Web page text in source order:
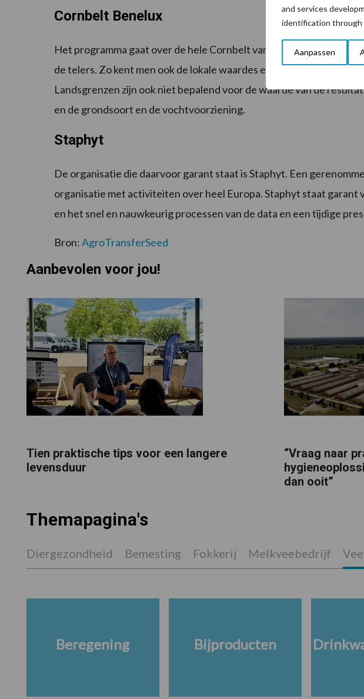
and services
identification through
Aanpassen
Cornbelt Benelux
Het programma gaat over de hele Cornbelt van de Benelux. De
de telers. Zo kent men ook de lokale waardes en weet men waar
Landsgrenzen zijn ook niet bepalend voor de waarde van de
en de grondsoort en de vochtvoorziening.
Staphyt
De organisatie die daarvoor garant staat is Staphyt. Een
organisatie met activiteiten over heel Europa. Staphyt staat
en het snel en nauwkeurig processen van de data en een tijdige
Bron:AgroTransferSeed
Aanbevolen voor jou!
Tien praktische tips voor een langere
levensduur
“Vraag naar
dan ooit”
Themapagina's
Diergezondheid Bemesting Fokkerij Melkveebedrijf
Beregening Bijproducten